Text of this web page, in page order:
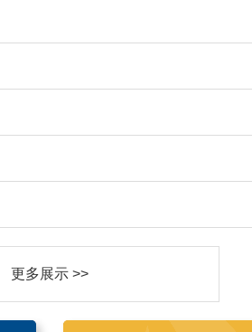
更多展示 >>